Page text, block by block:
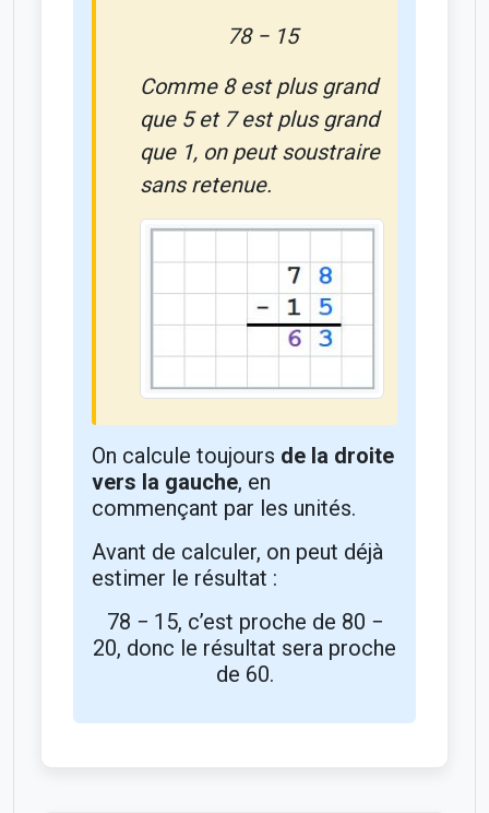
78 − 15
Comme 8 est plus grand
que 5 et 7 est plus grand
que 1, on peut soustraire
sans retenue.
On calcule toujours de la droite
vers la gauche, en
commençant par les unités.
Avant de calculer, on peut déjà
estimer le résultat :
78 − 15, c’est proche de 80 −
20, donc le résultat sera proche
de 60.